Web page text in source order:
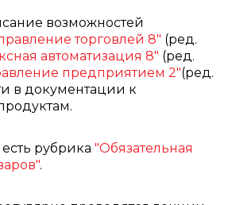
возможностей
торговлей 8" (ред.
автоматизация 8" (ред.
предприятием 2"(ред.
в документации к
.
рубрика "Обязательная
.